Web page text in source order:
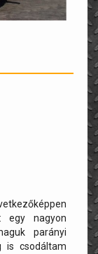
egy nagyon
parányi
is csodáltam